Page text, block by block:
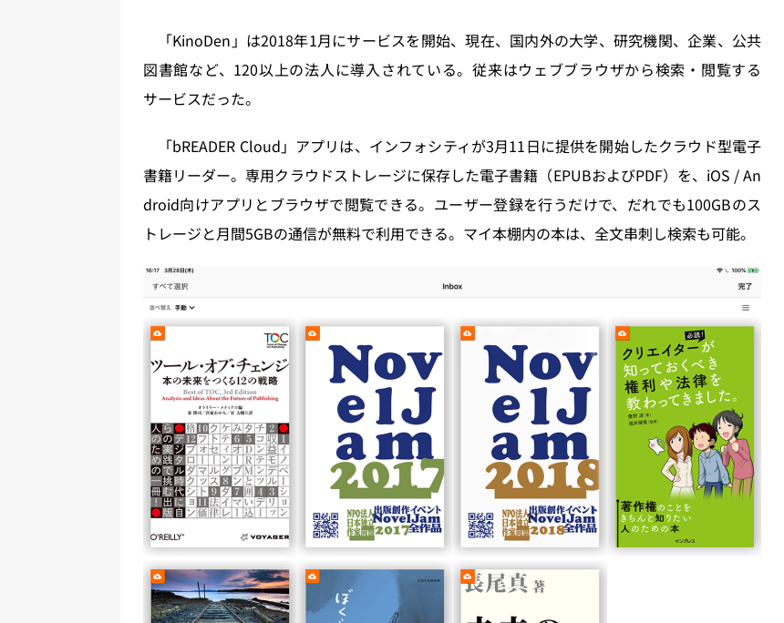
k
「KinoDen」は2018年1月にサービスを開始、現在、国内外の大学、研究機関、企業、公共
図書館など、120以上の法人に導入されている。従来はウェブブラウザから検索・閲覧する
サービスだった。
「bREADER Cloud」アプリは、インフォシティが3月11日に提供を開始したクラウド型電子
書籍リーダー。専用クラウドストレージに保存した電子書籍（EPUBおよびPDF）を、iOS / An
droid向けアプリとブラウザで閲覧できる。ユーザー登録を行うだけで、だれでも100GBのス
トレージと月間5GBの通信が無料で利用できる。マイ本棚内の本は、全文串刺し検索も可能。